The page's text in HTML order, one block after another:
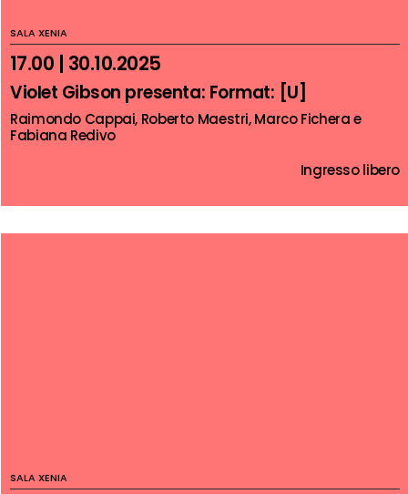
SALA XENIA
17.00 | 30.10.2025
Violet Gibson presenta: Format: [U]
Raimondo Cappai, Roberto Maestri, Marco Fichera e
Fabiana Redivo
Ingresso libero
SALA XENIA